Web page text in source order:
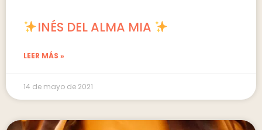
INÉS DEL ALMA MIA
LEER MÁS »
14 de mayo de 2021